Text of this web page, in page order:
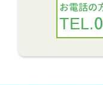
お電話の